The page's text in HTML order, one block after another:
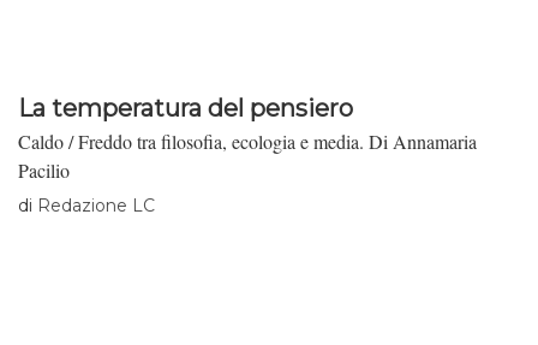
La temperatura del pensiero
Caldo / Freddo tra filosofia, ecologia e media. Di Annamaria
Pacilio
di Redazione LC